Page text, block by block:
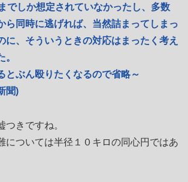
でしか想定されていなかったし、多数
ら同時に逃げれば、当然詰まってしまっ
に、そういうときの対応はまったく考え
とぶん殴りたくなるので省略～
聞)
つきですね。
については半径１０キロの同心円ではあ